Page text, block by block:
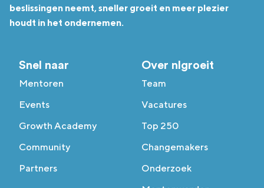
beslissingen neemt, sneller groeit en meer plezier
houdt in het ondernemen.
Snel naar
Mentoren
Events
Growth Academy
Community
Partners
Over nlgroeit
Team
Vacatures
Top 250
Changemakers
Onderzoek